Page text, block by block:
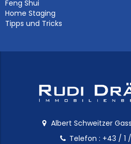
Feng Shui
Home Staging
Tipps und Tricks
Albert Schweitzer
Telefon : +43 / 1